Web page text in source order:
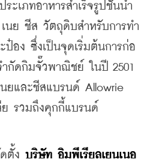
ะเภทอาหารสำเร็จรูปชั้นนำ
นย ชีส วัตถุดิบสำหรับการทำ
ป๋อง ซึ่งเป็นจุดเริ่มต้นการก่อ
กัดกิมจั๊วพาณิชย์ ในปี 2501
นยและชีสแบรนด์ Allowrie
ย รวมถึงคุกกี้แบรนด์
ตั้ง บริษัท อิมพีเรียลเยนเนอ